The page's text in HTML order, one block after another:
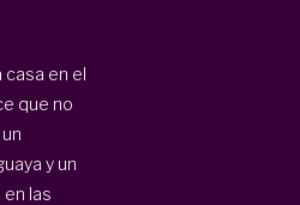
en el
que no
y un
las